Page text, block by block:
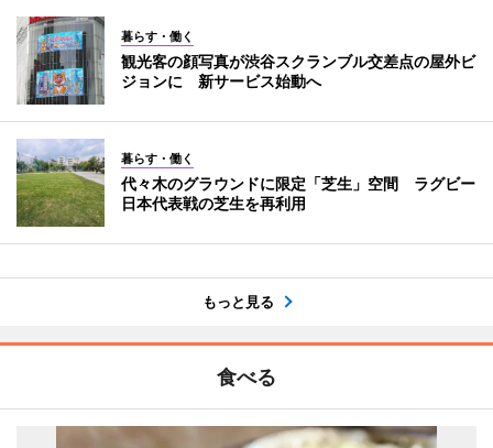
暮らす・働く
観光客の顔写真が渋谷スクランブル交差点の屋外ビ
ジョンに 新サービス始動へ
暮らす・働く
代々木のグラウンドに限定「芝生」空間 ラグビー
日本代表戦の芝生を再利用
もっと見る
食べる